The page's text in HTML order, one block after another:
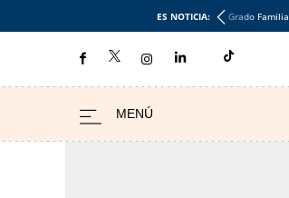
ES NOTICIA: Grado Familia